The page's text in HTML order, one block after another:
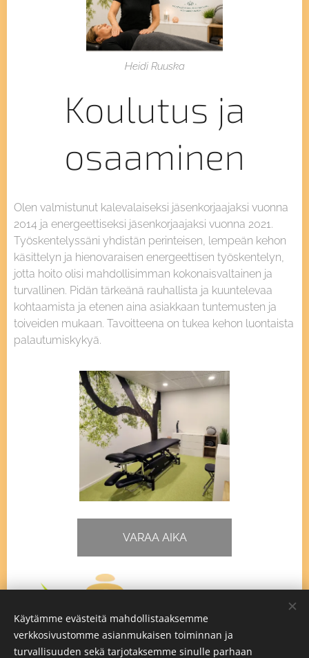
Heidi Ruuska
Koulutus ja
osaaminen
Olen valmistunut kalevalaiseksi jäsenkorjaajaksi vuonna
2014 ja energeettiseksi jäsenkorjaajaksi vuonna 2021.
Työskentelyssäni yhdistän perinteisen, lempeän kehon
käsittelyn ja hienovaraisen energeettisen työskentelyn,
jotta hoito olisi mahdollisimman kokonaisvaltainen ja
turvallinen. Pidän tärkeänä rauhallista ja kuuntelevaa
kohtaamista ja etenen aina asiakkaan tuntemusten ja
toiveiden mukaan. Tavoitteena on tukea kehon luontaista
palautumiskykyä.
VARAA AIKA
Käytämme evästeitä mahdollistaaksemme
verkkosivustomme asianmukaisen toiminnan ja
turvallisuuden sekä tarjotaksemme sinulle parhaan